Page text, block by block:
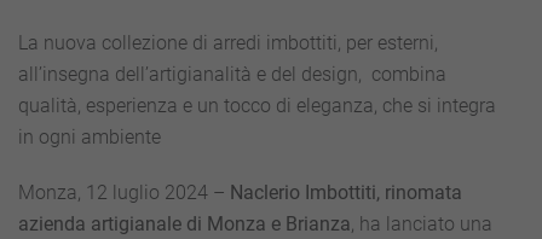
la
linea
outdoor
che
integra
l’ambiente,
Naclerio
La nuova collezione di arredi imbottiti, per esterni,
all’insegna dell’artigianalità e del design, combina
qualità, esperienza e un tocco di eleganza, che si integra
in ogni ambiente
Monza, 12 luglio 2024 – Naclerio Imbottiti, rinomata
azienda artigianale di Monza e Brianza, ha lanciato una